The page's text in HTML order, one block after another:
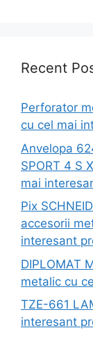
Recent
Perforator
cu cel mai
Anvelopa
SPORT 4 S
mai
Pix
accesorii
interesant
DIPLOMAT
metalic cu
TZE-661
interesant